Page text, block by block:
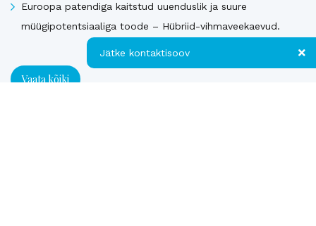
Euroopa patendiga kaitstud uuenduslik ja suure
müügipotentsiaaliga toode – Hübriid-vihmaveekaevud.
Vaata kõiki
Jätke kontaktisoov